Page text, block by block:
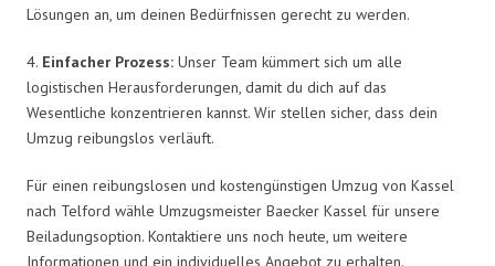
Lösungen an, um deinen Bedürfnissen gerecht zu werden.
4. Einfacher Prozess: Unser Team kümmert sich um alle
logistischen Herausforderungen, damit du dich auf das
Wesentliche konzentrieren kannst. Wir stellen sicher, dass dein
Umzug reibungslos verläuft.
Für einen reibungslosen und kostengünstigen Umzug von Kassel
nach Telford wähle Umzugsmeister Baecker Kassel für unsere
Beiladungsoption. Kontaktiere uns noch heute, um weitere
Informationen und ein individuelles Angebot zu erhalten.